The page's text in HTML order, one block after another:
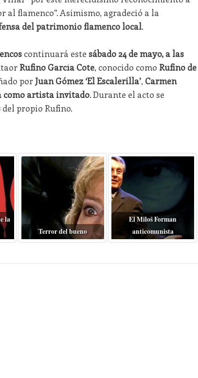
flamenco”. Asimismo, agradeció a la
del patrimonio flamenco local.
continuará este sábado 24 de mayo, a las
Rufino García Cote, conocido como Rufino de
por Juan Gómez ‘El Escalerilla’, Carmen
como artista invitado. Durante el acto se
del propio Rufino.
la
Terror del bueno
El Miloš Forman
anticomunista